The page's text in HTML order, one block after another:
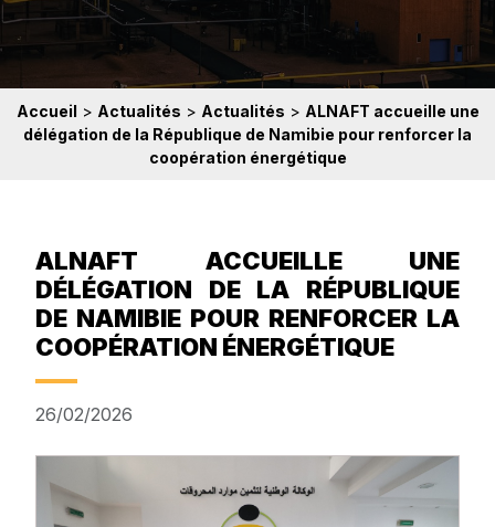
Accueil > Actualités > Actualités > ALNAFT accueille une
délégation de la République de Namibie pour renforcer la
coopération énergétique
ALNAFT ACCUEILLE UNE
DÉLÉGATION DE LA RÉPUBLIQUE
DE NAMIBIE POUR RENFORCER LA
COOPÉRATION ÉNERGÉTIQUE
26/02/2026